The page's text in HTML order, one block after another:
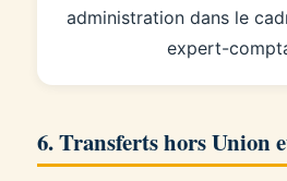
administration dans le
expert-
6. Transferts hors Union